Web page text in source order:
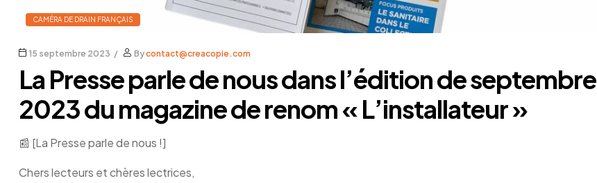
CAMÉRA DE DRAIN FRANÇAIS
15 septembre 2023 Bycontact@creacopie.com
La Presse parle de nous dans l’édition de septembre
2023 du magazine de renom « L’installateur »
📰 [La Presse parle de nous !]
Chers lecteurs et chères lectrices,